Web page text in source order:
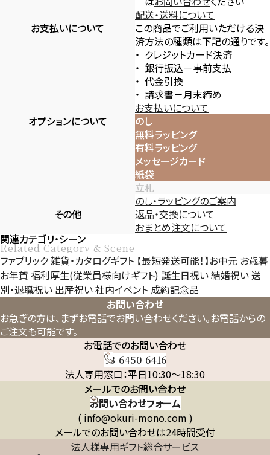
配送・送料について
お支払いについて
この商品でご利用いただける決
済方法の種類は下記の通りです。
クレジットカード決済
銀行振込－事前支払
代金引換
請求書－月末締め
お支払いについて
オプションについて
のし
無料ラッピング
有料ラッピング
メッセージカード
紙袋
立札
のし・ラッピングのご案内
その他
返品・交換について
おまとめ注文について
関連カテゴリ・シーン
Related Category & Scene
ファブリック雑貨・カタログギフト 【最短発送可能！】お中元 お歳暮
お年賀 福利厚生(従業員様向けギフト) 誕生日祝い結婚祝い送
別・退職祝い 出産祝い社内イベント 成約記念品
お問い合わせ
お急ぎの方は、まずお電話でお問い合わせください。お電話からの
ご注文も可能です。
お電話でのお問い合わせ
03-6450-6416
法人専用窓口：平日10:30～18:30
メールでのお問い合わせ
お問い合わせフォーム
( info@okuri-mono.com )
メールでのお問い合わせは24時間受付
法人様専用ギフト総合サービス